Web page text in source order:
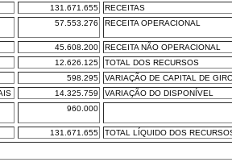
131.671.655
RECEITAS
57.553.276 RECEITA OPERACIONAL
45.608.200
RECEITA NÃO OPERACIONAL
12.626.125
TOTAL DOS RECURSOS
598.295
VARIAÇÃO DE CAPITAL DE
14.325.759
VARIAÇÃO DO DISPONÍVEL
960.000
131.671.655 TOTAL LÍQUIDO DOS